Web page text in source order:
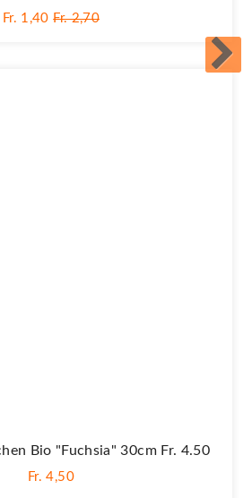
Fr. 1,40 Fr. 2,70
Bio "Fuchsia" 30cm Fr. 4.50
Fr. 4,50